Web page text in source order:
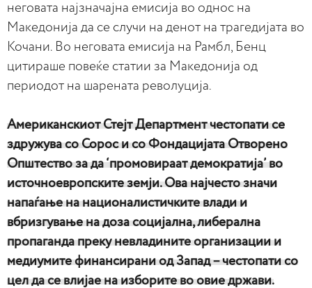
неговата најзначајна емисија во однос на
Македонија да се случи на денот на трагедијата во
Кочани. Во неговата емисија на Рамбл, Бенц
цитираше повеќе статии за Македонија од
периодот на шарената револуција.
Американскиот Стејт Департмент честопати се
здружува со Сорос и со Фондацијата Отворено
Општество за да ‘промовираат демократија’ во
источноевропските земји. Ова најчесто значи
напаѓање на националистичките влади и
вбризгување на доза социјална, либерална
пропаганда преку невладините организации и
медиумите финансирани од Запад – честопати со
цел да се влијае на изборите во овие држави.